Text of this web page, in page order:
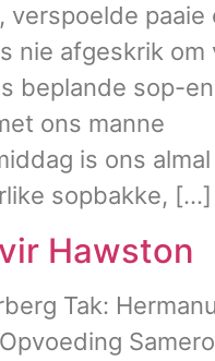
verspoelde paaie
nie afgeskrik om
beplande sop-
ons manne
is ons
sopbakke, […]
Hawston
Tak: